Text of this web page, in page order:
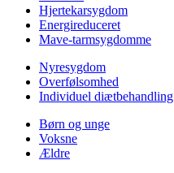
Hjertekarsygdom
Energireduceret
Mave-tarmsygdomme
Nyresygdom
Overfølsomhed
Individuel diætbehandling
Børn og unge
Voksne
Ældre